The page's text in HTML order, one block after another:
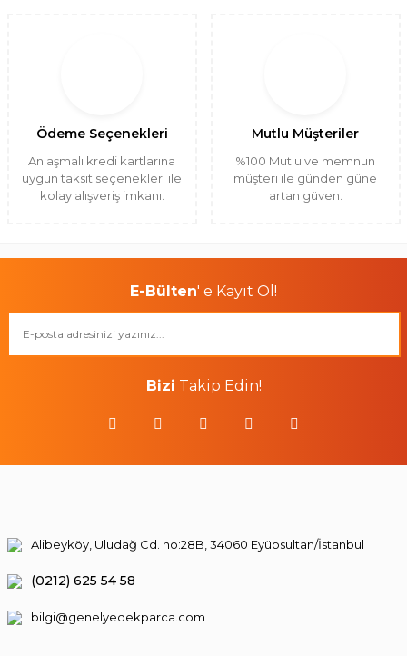
Ödeme Seçenekleri
Anlaşmalı kredi kartlarına
uygun taksit seçenekleri ile
kolay alışveriş imkanı.
Mutlu Müşteriler
%100 Mutlu ve memnun
müşteri ile günden güne
artan güven.
E-Bülten' e Kayıt Ol!
Bizi Takip Edin!
Alibeyköy, Uludağ Cd. no:28B, 34060 Eyüpsultan/İstanbul
(0212) 625 54 58
bilgi@genelyedekparca.com